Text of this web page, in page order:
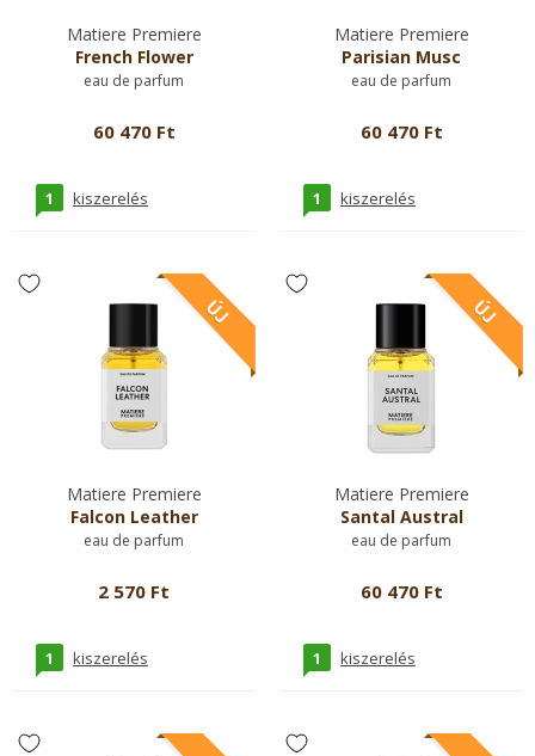
Matiere Premiere
French Flower
eau de parfum
60 470 Ft
1 kiszerelés
Matiere Premiere
Parisian Musc
eau de parfum
60 470 Ft
1 kiszerelés
Matiere Premiere
Falcon Leather
eau de parfum
2 570 Ft
1 kiszerelés
Matiere Premiere
Santal Austral
eau de parfum
60 470 Ft
1 kiszerelés